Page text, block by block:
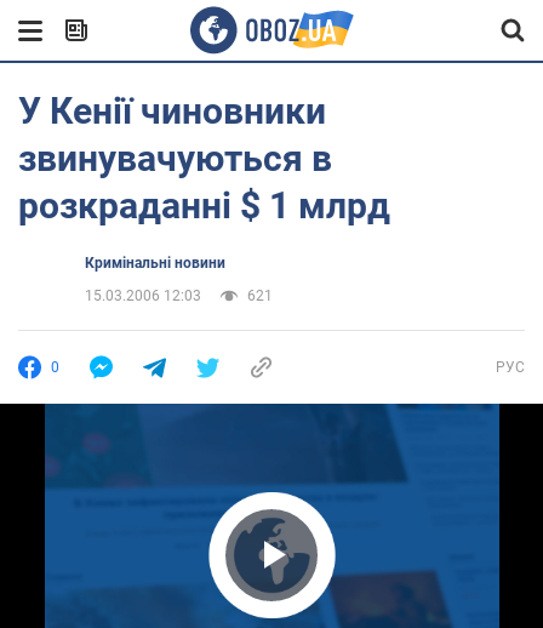
У Кенії чиновники
звинувачуються в
розкраданні $ 1 млрд
Кримінальні новини
15.03.2006 12:03
621
0 РУС
Play Video